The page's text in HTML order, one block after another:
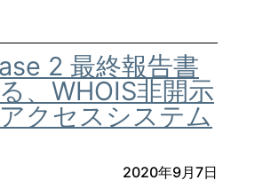
2 最終報告書
、WHOIS非開示
クセスシステム
2020年9月7日